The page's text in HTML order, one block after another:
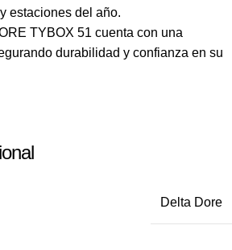
estaciones del año.
TYBOX 51 cuenta con una
durabilidad y confianza en su
Delta Dore